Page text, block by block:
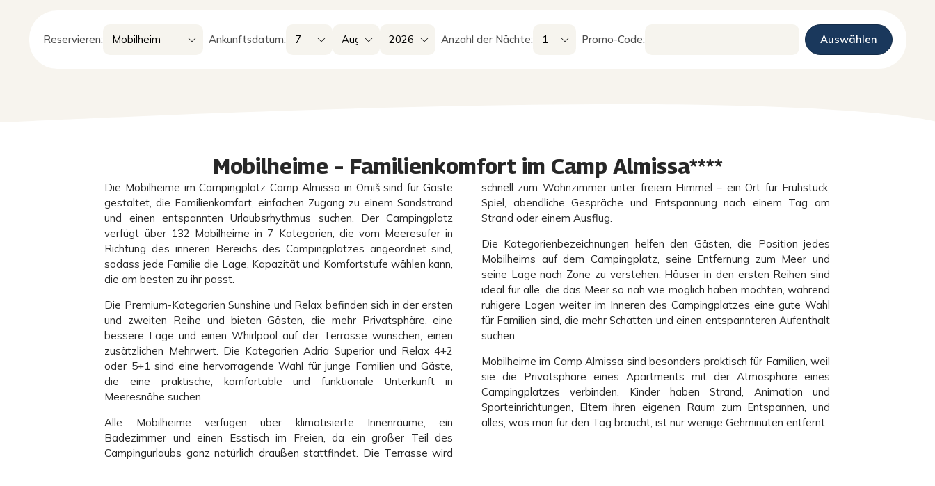
Reservieren: Ankunftsdatum: Anzahl der Nächte: Promo-Code:
Mobilheime – Familienkomfort im Camp Almissa****
Die Mobilheime im Campingplatz Camp Almissa in Omiš sind für Gäste
gestaltet, die Familienkomfort, einfachen Zugang zu einem Sandstrand
und einen entspannten Urlaubsrhythmus suchen. Der Campingplatz
verfügt über 132 Mobilheime in 7 Kategorien, die vom Meeresufer in
Richtung des inneren Bereichs des Campingplatzes angeordnet sind,
sodass jede Familie die Lage, Kapazität und Komfortstufe wählen kann,
die am besten zu ihr passt.
Die Premium-Kategorien Sunshine und Relax befinden sich in der ersten
und zweiten Reihe und bieten Gästen, die mehr Privatsphäre, eine
bessere Lage und einen Whirlpool auf der Terrasse wünschen, einen
zusätzlichen Mehrwert. Die Kategorien Adria Superior und Relax 4+2
oder 5+1 sind eine hervorragende Wahl für junge Familien und Gäste,
die eine praktische, komfortable und funktionale Unterkunft in
Meeresnähe suchen.
Alle Mobilheime verfügen über klimatisierte Innenräume, ein
Badezimmer und einen Esstisch im Freien, da ein großer Teil des
Campingurlaubs ganz natürlich draußen stattfindet. Die Terrasse wird
schnell zum Wohnzimmer unter freiem Himmel – ein Ort für Frühstück,
Spiel, abendliche Gespräche und Entspannung nach einem Tag am
Strand oder einem Ausflug.
Die Kategorienbezeichnungen helfen den Gästen, die Position jedes
Mobilheims auf dem Campingplatz, seine Entfernung zum Meer und
seine Lage nach Zone zu verstehen. Häuser in den ersten Reihen sind
ideal für alle, die das Meer so nah wie möglich haben möchten, während
ruhigere Lagen weiter im Inneren des Campingplatzes eine gute Wahl
für Familien sind, die mehr Schatten und einen entspannteren Aufenthalt
suchen.
Mobilheime im Camp Almissa sind besonders praktisch für Familien, weil
sie die Privatsphäre eines Apartments mit der Atmosphäre eines
Campingplatzes verbinden. Kinder haben Strand, Animation und
Sporteinrichtungen, Eltern ihren eigenen Raum zum Entspannen, und
alles, was man für den Tag braucht, ist nur wenige Gehminuten entfernt.